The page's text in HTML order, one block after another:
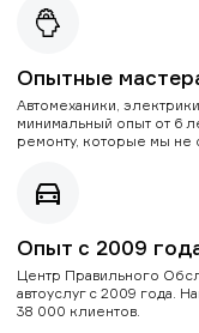
Опытные
Автомеханики,
минимальный опыт от 6
ремонту, которые мы не
Опыт с 2009
Центр Правильного
автоуслуг с 2009 года.
38 000 клиентов.